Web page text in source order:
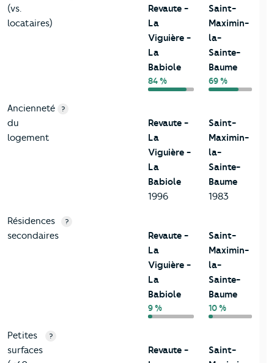
(vs.
locataires)
Revaute -
La
Viguière -
La
Babiole
84 %
Saint-
Maximin-
la-
Sainte-
Baume
69 %
Ancienneté
du
logement
?
Revaute -
La
Viguière -
La
Babiole
1996
Saint-
Maximin-
la-
Sainte-
Baume
1983
Résidences
secondaires
?
Revaute -
La
Viguière -
La
Babiole
9 %
Saint-
Maximin-
la-
Sainte-
Baume
10 %
Petites
surfaces
?
Revaute -
Saint-